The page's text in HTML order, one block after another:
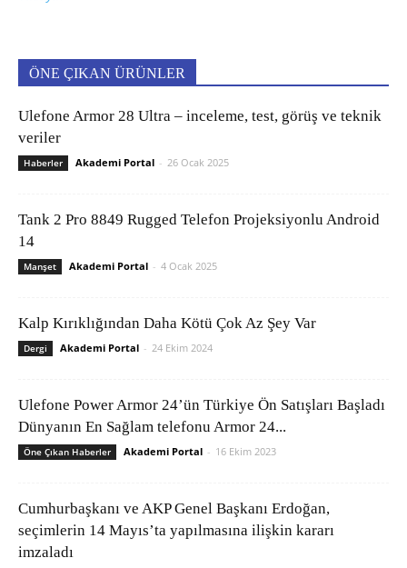
ÖNE ÇIKAN ÜRÜNLER
Ulefone Armor 28 Ultra – inceleme, test, görüş ve teknik
veriler
Haberler Akademi Portal - 26 Ocak 2025
Tank 2 Pro 8849 Rugged Telefon Projeksiyonlu Android
14
Manşet Akademi Portal - 4 Ocak 2025
Kalp Kırıklığından Daha Kötü Çok Az Şey Var
Dergi Akademi Portal - 24 Ekim 2024
Ulefone Power Armor 24’ün Türkiye Ön Satışları Başladı
Dünyanın En Sağlam telefonu Armor 24...
Öne Çıkan Haberler Akademi Portal - 16 Ekim 2023
Cumhurbaşkanı ve AKP Genel Başkanı Erdoğan,
seçimlerin 14 Mayıs’ta yapılmasına ilişkin kararı
imzaladı